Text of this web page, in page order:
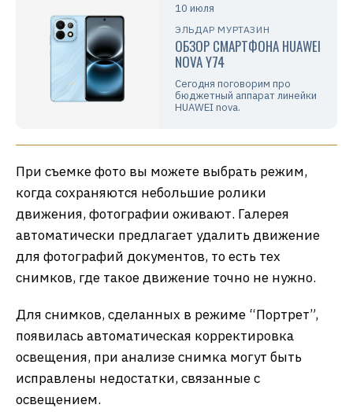
10 июля
ЭЛЬДАР МУРТАЗИН
ОБЗОР СМАРТФОНА HUAWEI
NOVA Y74
Сегодня поговорим про
бюджетный аппарат линейки
HUAWEI nova.
При съемке фото вы можете выбрать режим,
когда сохраняются небольшие ролики
движения, фотографии оживают. Галерея
автоматически предлагает удалить движение
для фотографий документов, то есть тех
снимков, где такое движение точно не нужно.
Для снимков, сделанных в режиме “Портрет”,
появилась автоматическая корректировка
освещения, при анализе снимка могут быть
исправлены недостатки, связанные с
освещением.